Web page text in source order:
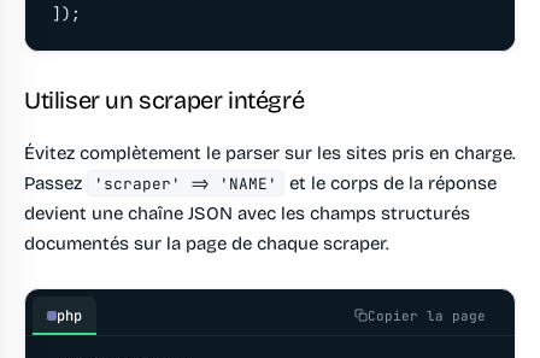
]);
Utiliser un scraper intégré
Évitez complètement le parser sur les sites pris en charge.
Passez
'scraper' => 'NAME'
et le corps de la réponse
devient une chaîne JSON avec les champs structurés
documentés sur la page de chaque scraper.
php Copier la page